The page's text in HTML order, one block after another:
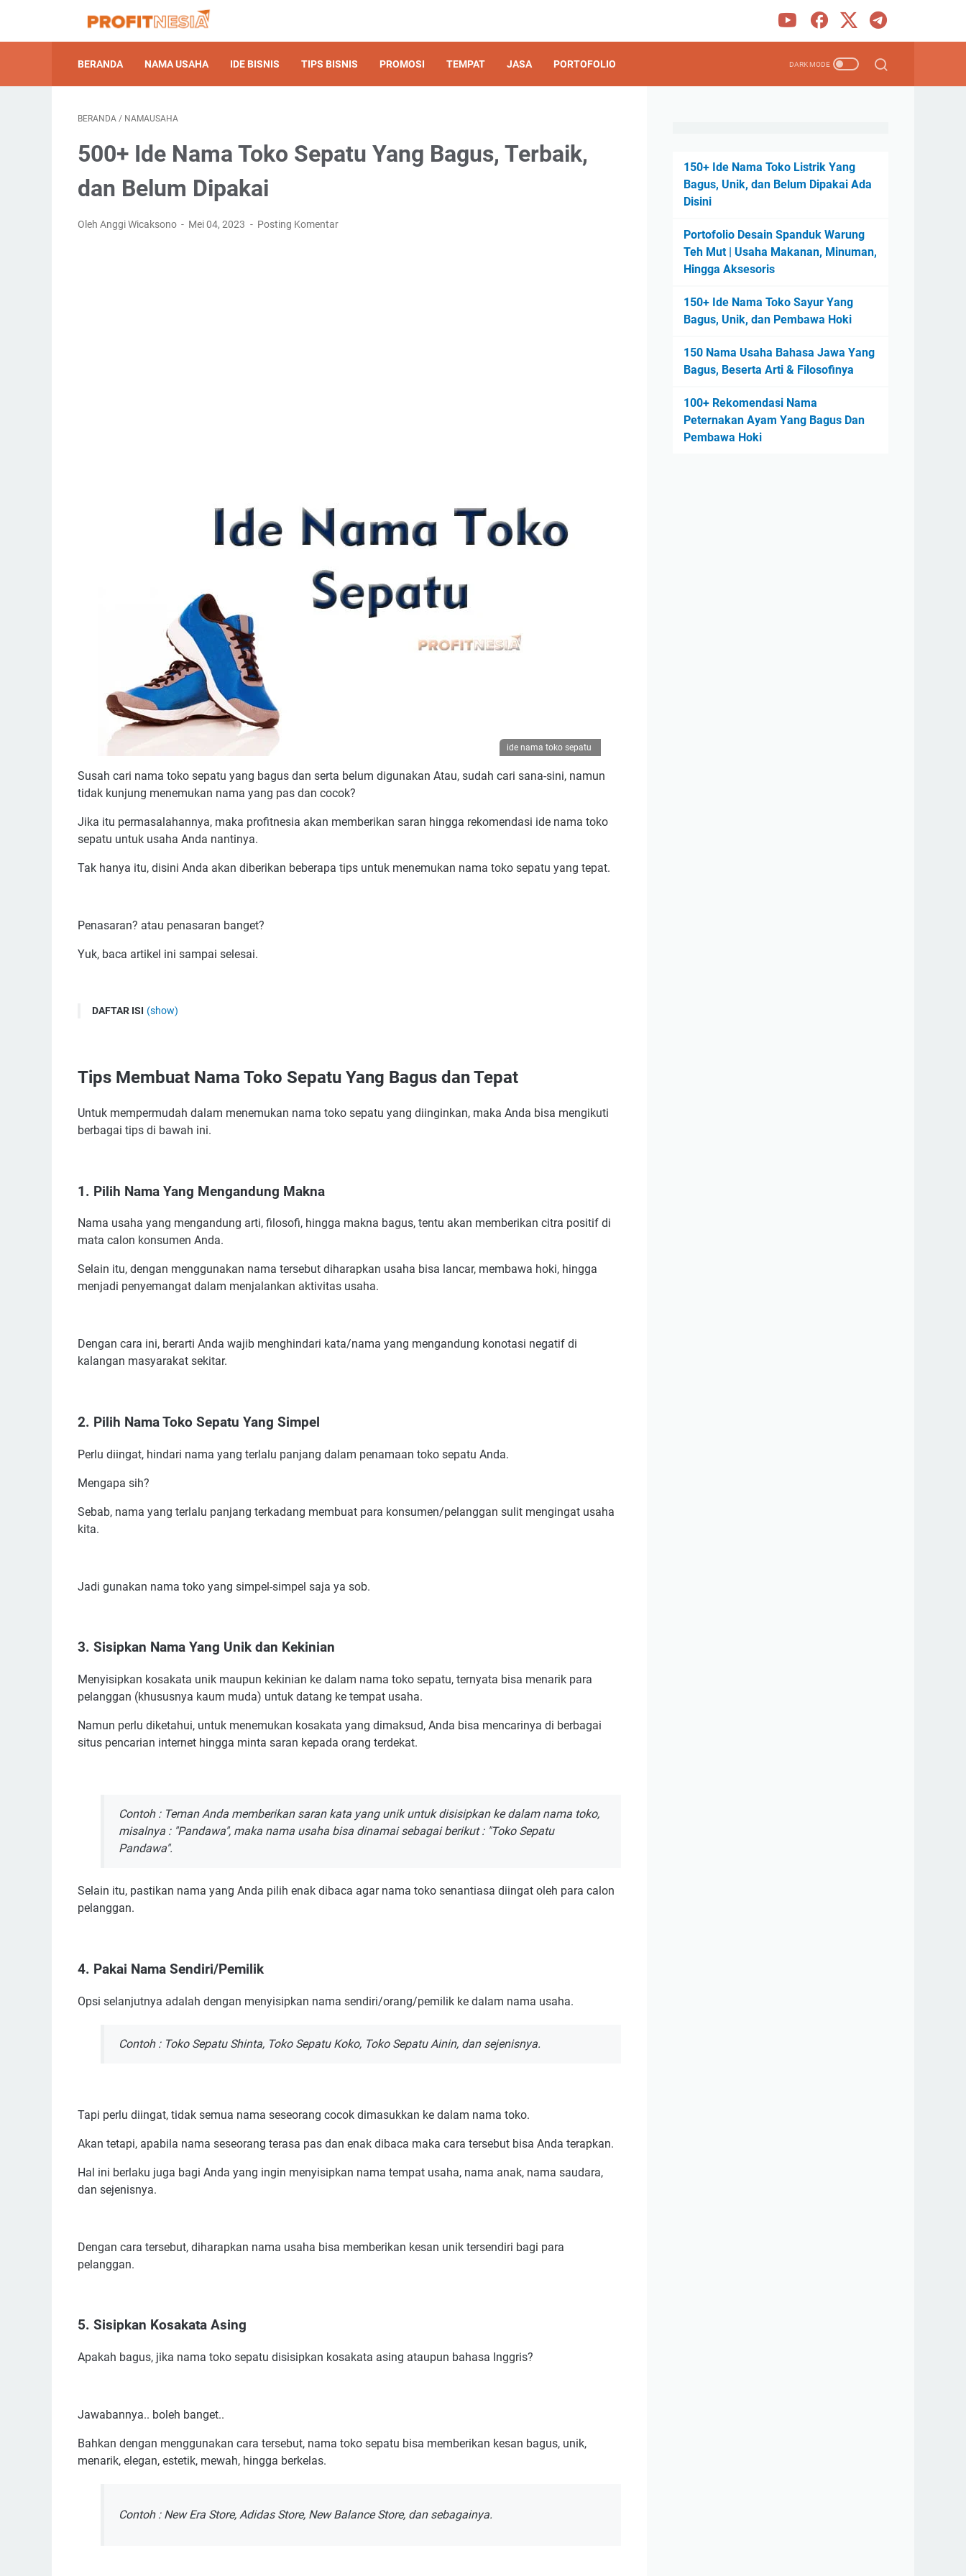
BERANDA NAMA USAHA IDE BISNIS TIPS BISNIS PROMOSI TEMPAT JASA PORTOFOLIO
BERANDA / NAMAUSAHA
500+ Ide Nama Toko Sepatu Yang Bagus, Terbaik,
dan Belum Dipakai
Oleh Anggi Wicaksono Mei 04, 2023 Posting Komentar
ide nama toko sepatu
Susah cari nama toko sepatu yang bagus dan serta belum digunakan Atau, sudah cari sana-sini, namun
tidak kunjung menemukan nama yang pas dan cocok?
Jika itu permasalahannya, maka profitnesia akan memberikan saran hingga rekomendasi ide nama toko
sepatu untuk usaha Anda nantinya.
Tak hanya itu, disini Anda akan diberikan beberapa tips untuk menemukan nama toko sepatu yang tepat.
Penasaran? atau penasaran banget?
Yuk, baca artikel ini sampai selesai.
DAFTAR ISI (show)
2. Pilih Nama Toko Sepatu Yang Simpel
4. Pakai Nama Sendiri/Pemilik
5. Sisipkan Kosakata Asing
8. Pakai Metode Eliminasi
Manfaat Menggunakan Nama Toko Sepatu Yang Bagus
Nama Toko Sepatu Yang Bagus
Ide Nama Toko Sepatu Islami dan Belum Dipakai
Nama Toko Sepatu Olahraga Yang Aesthetic
Nama Yang Modern Untuk Usaha Toko Sepatu
Ide Nama Toko Sandal dan Sepatu Yang Kreatif
Kumpulan Nama Toko Sepatu di Shopee
Contoh Nama Toko Sepatu di Indonesia Yang Bagus
Contoh Nama Toko Sepatu di Luar Negeri Yang Terbaik
Tips Membuat Nama Toko Sepatu Yang Bagus dan Tepat
Untuk mempermudah dalam menemukan nama toko sepatu yang diinginkan, maka Anda bisa mengikuti
berbagai tips di bawah ini.
1. Pilih Nama Yang Mengandung Makna
Nama usaha yang mengandung arti, filosofi, hingga makna bagus, tentu akan memberikan citra positif di
mata calon konsumen Anda.
Selain itu, dengan menggunakan nama tersebut diharapkan usaha bisa lancar, membawa hoki, hingga
menjadi penyemangat dalam menjalankan aktivitas usaha.
Dengan cara ini, berarti Anda wajib menghindari kata/nama yang mengandung konotasi negatif di
kalangan masyarakat sekitar.
2. Pilih Nama Toko Sepatu Yang Simpel
Perlu diingat, hindari nama yang terlalu panjang dalam penamaan toko sepatu Anda.
Mengapa sih?
Sebab, nama yang terlalu panjang terkadang membuat para konsumen/pelanggan sulit mengingat usaha
kita.
Jadi gunakan nama toko yang simpel-simpel saja ya sob.
3. Sisipkan Nama Yang Unik dan Kekinian
Menyisipkan kosakata unik maupun kekinian ke dalam nama toko sepatu, ternyata bisa menarik para
pelanggan (khususnya kaum muda) untuk datang ke tempat usaha.
Namun perlu diketahui, untuk menemukan kosakata yang dimaksud, Anda bisa mencarinya di berbagai
situs pencarian internet hingga minta saran kepada orang terdekat.
Contoh : Teman Anda memberikan saran kata yang unik untuk disisipkan ke dalam nama toko,
misalnya : "Pandawa", maka nama usaha bisa dinamai sebagai berikut : "Toko Sepatu
Pandawa".
Selain itu, pastikan nama yang Anda pilih enak dibaca agar nama toko senantiasa diingat oleh para calon
pelanggan.
4. Pakai Nama Sendiri/Pemilik
Opsi selanjutnya adalah dengan menyisipkan nama sendiri/orang/pemilik ke dalam nama usaha.
Contoh : Toko Sepatu Shinta, Toko Sepatu Koko, Toko Sepatu Ainin, dan sejenisnya.
Tapi perlu diingat, tidak semua nama seseorang cocok dimasukkan ke dalam nama toko.
Akan tetapi, apabila nama seseorang terasa pas dan enak dibaca maka cara tersebut bisa Anda terapkan.
Hal ini berlaku juga bagi Anda yang ingin menyisipkan nama tempat usaha, nama anak, nama saudara,
dan sejenisnya.
Dengan cara tersebut, diharapkan nama usaha bisa memberikan kesan unik tersendiri bagi para
pelanggan.
5. Sisipkan Kosakata Asing
Apakah bagus, jika nama toko sepatu disisipkan kosakata asing ataupun bahasa Inggris?
Jawabannya.. boleh banget..
Bahkan dengan menggunakan cara tersebut, nama toko sepatu bisa memberikan kesan bagus, unik,
menarik, elegan, estetik, mewah, hingga berkelas.
Contoh : New Era Store, Adidas Store, New Balance Store, dan sebagainya.
150+ Ide Nama Toko Listrik Yang
Bagus, Unik, dan Belum Dipakai Ada
Disini
Portofolio Desain Spanduk Warung
Teh Mut | Usaha Makanan, Minuman,
Hingga Aksesoris
150+ Ide Nama Toko Sayur Yang
Bagus, Unik, dan Pembawa Hoki
150 Nama Usaha Bahasa Jawa Yang
Bagus, Beserta Arti & Filosofinya
100+ Rekomendasi Nama
Peternakan Ayam Yang Bagus Dan
Pembawa Hoki